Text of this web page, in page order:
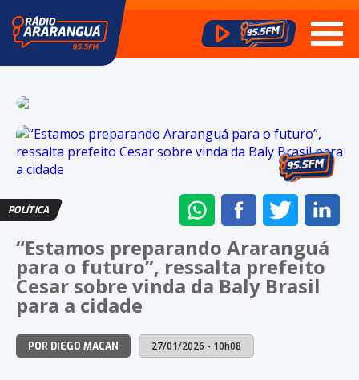
POLÍTICA
ENVIAR
NO
WHATSAPP
COMPARTILHAR
NO
FACEBOOK
NO
TWITTER
“Estamos preparando Araranguá
para o futuro”, ressalta prefeito
Cesar sobre vinda da Baly Brasil
para a cidade
POR DIEGO MACAN 27/01/2026 - 10h08